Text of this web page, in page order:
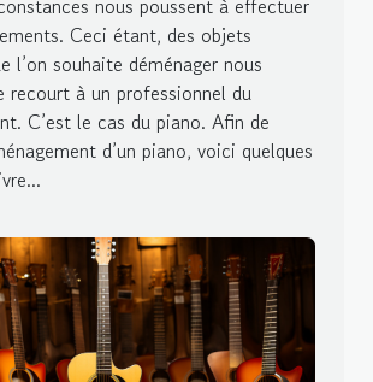
nous poussent à effectuer
Ceci étant, des objets
l’on souhaite déménager nous
recourt à un professionnel du
C’est le cas du piano. Afin de
d’un piano, voici quelques